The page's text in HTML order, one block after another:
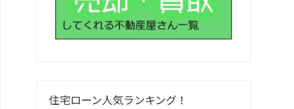
住宅ローン人気ランキング！